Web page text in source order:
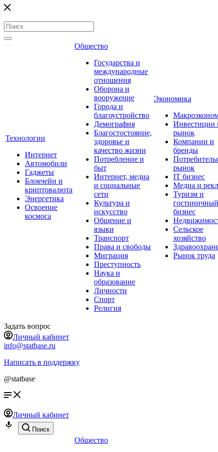
Технологии
Интернет
Автомобили
Гаджеты
Блокчейн и
криптовалюта
Энергетика
Освоение
космоса
Общество
Государства и
международные
отношения
Оборона и
вооружение
Города и
благоустройство
Демография
Благостостояние,
здоровье и
качество жизни
Потребление и
быт
Интернет, медиа
и социальные
сети
Культура и
искусство
Общение и
языки
Транспорт
Права и свободы
Миграция
Преступность
Наука и
образование
Личности
Спорт
Религия
Экономика
Инвестиции
рынок
Компании и
бренды
рынок
IT бизнес
Медиа и
Туризм и
гостиничный
бизнес
Сельское
хозяйство
Рынок труда
Задать вопрос
Личный кабинет
info@statbase.ru
Написать в поддержку
@statbase
Личный кабинет
Поиск
Общество